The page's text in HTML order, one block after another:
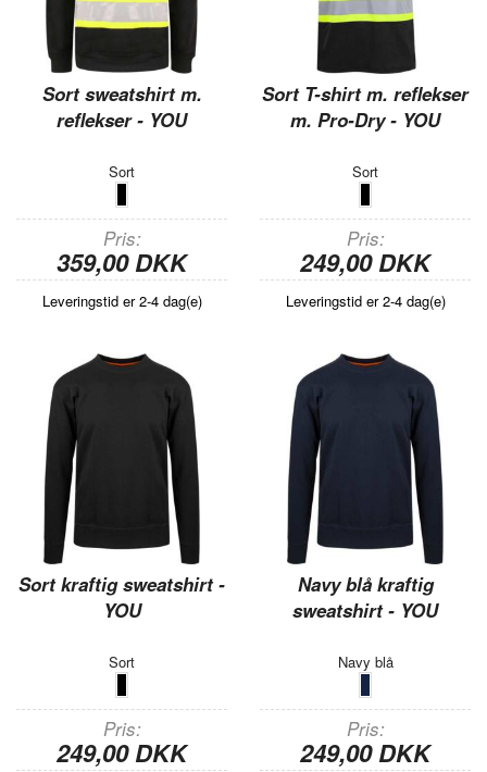
Sort sweatshirt m.
reflekser - YOU
Sort
Pris
359,00 DKK
Leveringstid er 2-4 dag(e)
Sort T-shirt m. reflekser
m. Pro-Dry - YOU
Sort
Pris
249,00 DKK
Leveringstid er 2-4 dag(e)
Sort kraftig sweatshirt -
YOU
Sort
Pris
249,00 DKK
Navy blå kraftig
sweatshirt - YOU
Navy blå
Pris
249,00 DKK